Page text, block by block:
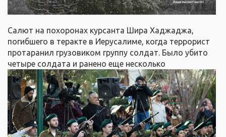
Салют на похоронах курсанта Шира Хаджаджа,
погибшего в теракте в Иерусалиме, когда террорист
протаранил грузовиком группу солдат. Было убито
четыре солдата и ранено еще несколько